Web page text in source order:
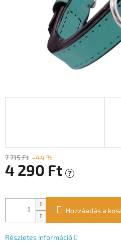
7 715 Ft –44 %
4 290 Ft ?
Hozzáadás a
Részletes információ